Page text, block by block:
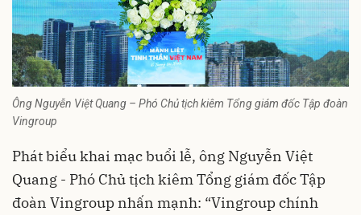
Ông Nguyễn Việt Quang – Phó Chủ tịch kiêm Tổng giám đốc Tập đoàn
Vingroup
Phát biểu khai mạc buổi lễ, ông Nguyễn Việt
Quang - Phó Chủ tịch kiêm Tổng giám đốc Tập
đoàn Vingroup nhấn mạnh: “Vingroup chính